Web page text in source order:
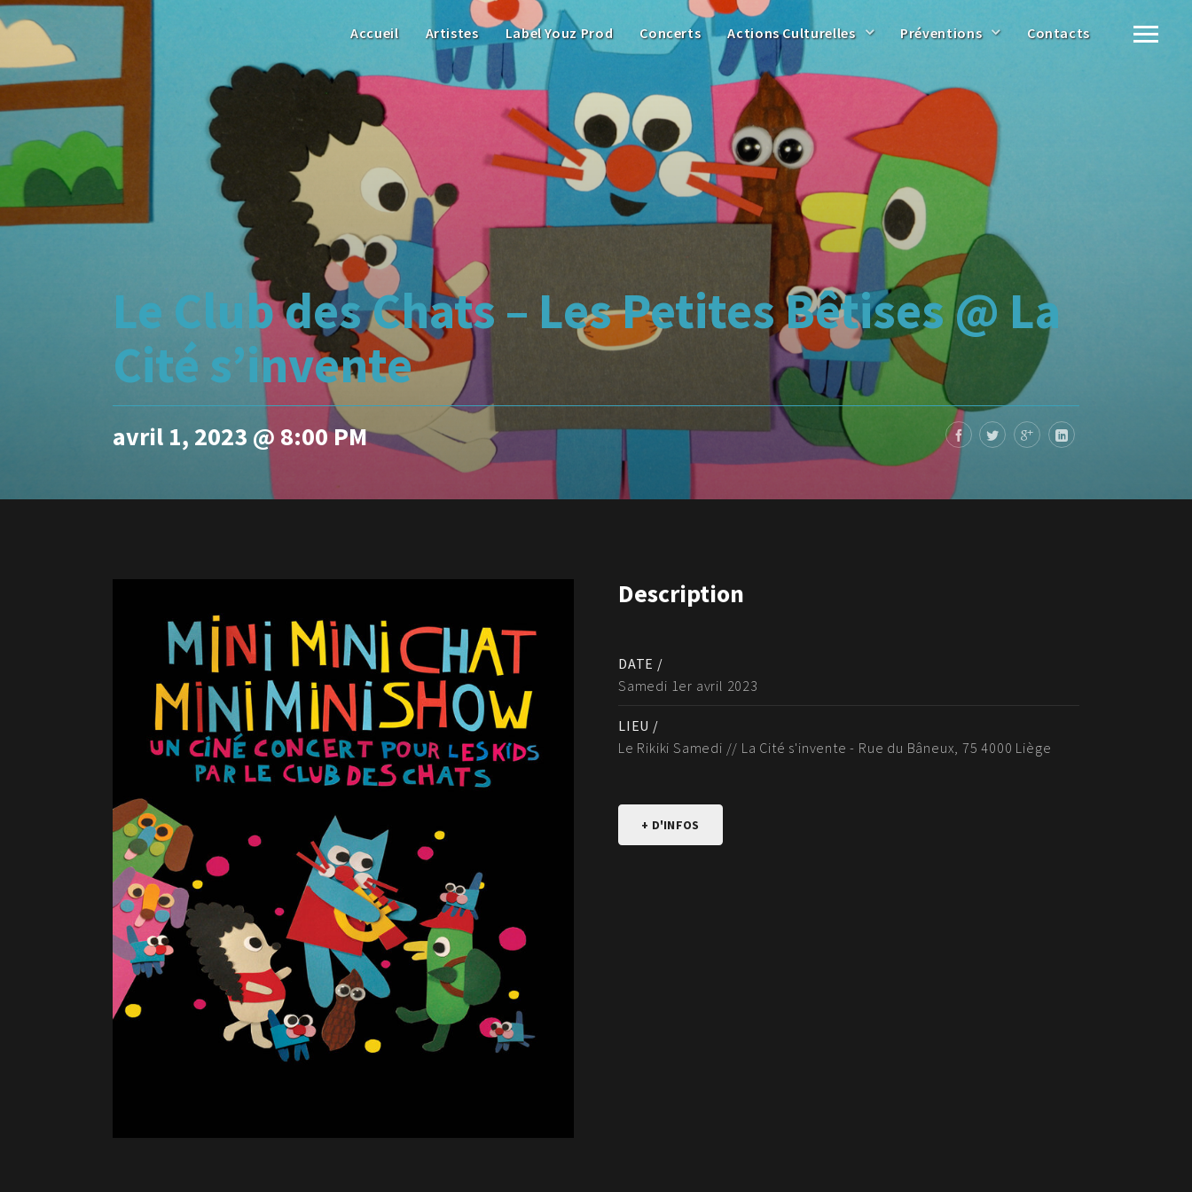
Accueil Artistes Label Youz Prod Concerts Actions Culturelles Préventions Contacts
Le Club des Chats – Les Petites Bêtises @ La
Cité s’invente
avril 1, 2023 @ 8:00 PM
Description
DATE /
Samedi 1er avril 2023
LIEU /
Le Rikiki Samedi // La Cité s'invente - Rue du Bâneux, 75 4000 Liège
+ D'INFOS